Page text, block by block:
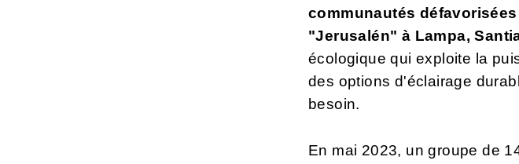
communautés
"Jerusalén" à Lampa,
écologique qui exploite la
des options d'éclairage
besoin.
En mai 2023, un groupe de